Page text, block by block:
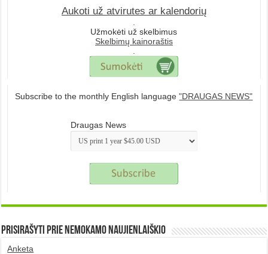
Aukoti už atvirutes ar kalendorių
Užmokėti už skelbimus
Skelbimų kainoraštis
Subscribe to the monthly English language"DRAUGAS NEWS"
Draugas News
Prisirašyti prie nemokamo naujienlaiškio
Anketa